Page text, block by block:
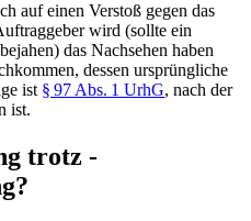
auf einen Verstoß gegen das
wird (sollte ein
das Nachsehen haben
dessen ursprüngliche
ist § 97 Abs. 1 UrhG, nach der
ist.
trotz